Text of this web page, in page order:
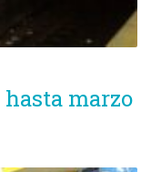
hasta marzo